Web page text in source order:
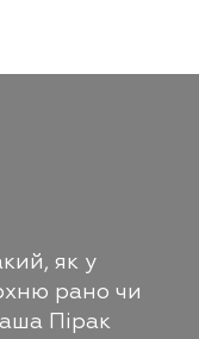
як у
рано чи
Пірак